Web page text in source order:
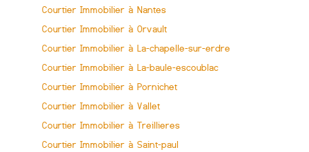
Courtier Immobilier à Nantes
Courtier Immobilier à Orvault
Courtier Immobilier à La-chapelle-sur-erdre
Courtier Immobilier à La-baule-escoublac
Courtier Immobilier à Pornichet
Courtier Immobilier à Vallet
Courtier Immobilier à Treillieres
Courtier Immobilier à Saint-paul